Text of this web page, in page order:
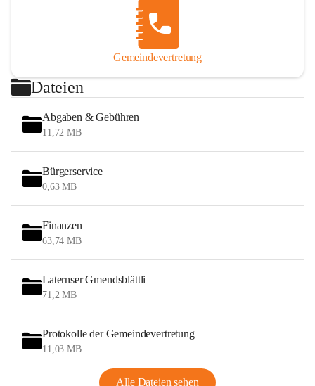
Gemeindevertretung
Dateien
Abgaben & Gebühren
11,72 MB
Bürgerservice
0,63 MB
Finanzen
63,74 MB
Laternser Gmendsblättli
71,2 MB
Protokolle der Gemeindevertretung
11,03 MB
Alle Dateien sehen